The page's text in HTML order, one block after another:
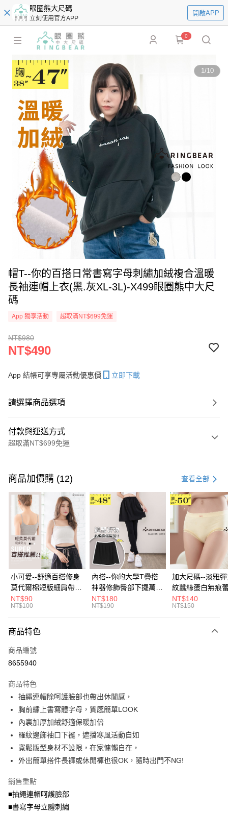
眼圈熊大尺碼
立刻使用官方APP
開啟APP
0
1/10
帽T--你的百搭日常書寫字母刺繡加絨複合溫暖
長袖連帽上衣(黑.灰XL-3L)-X499眼圈熊中大尺
碼
App 獨享活動 超取滿NT$699免運
NT$980
NT$490
App 結帳可享專屬活動優惠價 立即下載
請選擇商品選項
付款與運送方式
超取滿NT$699免運
信用卡一次付款
超商取貨付款
LINE Pay
Apple Pay
街口支付
悠遊付
Google Pay
全盈+PAY
大哥付你分期
【大哥付你分期使用說明】
1.本服務由台灣大哥大提供，台灣大哥大用戶可立即使用無須另外申請。
流程，驗證手機門號後，選擇欲分期的期數、繳款截止日，確認付款後即完
成交易。
3.實際核准額度、可分期數及費用金額請依後續交易確認頁面所載為準。
4.訂單成立30分鐘內，如未前往確認交易或遇審核未通過，訂單將自動取
法說明評估內容。
【繳款方式說明】
1.分期款項不併入電信帳單，「大哥付你分期」於每月結算日後寄送繳費提
醒簡訊。
2.透過簡訊連結打開帳單後，可選擇「超商條碼／台灣大直營門市／銀行轉
【注意事項】
1.本服務係由「台灣大哥大股份有限公司」（以下簡稱本公司）所提供，讓
用戶於交易時，得透過本服務購買商品或服務，並由商店將買賣／分期付款
AFTEE先享後付
【關於「AFTEE先享後付」】
AFTEE先享後付是「在收到商品之後才付款」的支付方式。 讓您購物簡單
便利好安心！
１．簡單：不需註冊會員、不需綁卡、不需儲值。
２．便利：只要手機號碼，簡訊認證，即可結帳。
３．安心：先確認商品／服務後，再付款。
【「AFTEE先享後付」結帳流程】
１．於結帳方式選擇「AFTEE先享後付」後，將跳轉至「AFTEE先享後付」
３．收到繳費通知簡訊後14天內，點擊此簡訊中的連結，可透過四大超商／
ATM／網路銀行／等多元方式進行付款，方視為交易完成。
※ 請注意：結帳手續完成當下不需立刻繳費，但若您需要取消訂單，請聯絡
購買商品的店家。未經商家同意取消之訂單仍視為有效，需透過AFTEE先享
ATM付款
全家取貨付款
每筆NT$70，滿NT$699(含以上)免運費
付款後全家取貨
每筆NT$70，滿NT$699(含以上)免運費
7-11取貨付款
商品加價購 (12) 查看全部
小可愛--舒適百搭修身
莫代爾棉短版細肩帶素
色背心(白.黑.灰L-2L)-
U582眼圈熊中大尺碼
NT$90
NT$100
內搭--你的大學T疊搭
神器修飾臀部下擺萬用
內搭裙/遮臀裙(黑2L-
6L)-Q155眼圈熊中大
NT$180
NT$190
加大尺碼--淡雅
紋蠶絲蛋白無痕
角內褲(白.粉.藍.
3L)-L28眼圈熊中
NT$140
NT$150
商品特色
商品編號
8655940
商品特色
抽繩連帽除呵護臉部也帶出休閒感，
胸前繡上書寫體字母，質感簡單LOOK
內裏加厚加絨舒適保暖加倍
羅紋邊飾袖口下襬，遮擋寒風活動自如
寬鬆版型身材不設限，在家慵懶自在，
外出簡單搭件長褲或休閒褲也很OK，隨時出門不NG!
銷售重點
■抽繩連帽呵護臉部
■書寫字母立體刺繡